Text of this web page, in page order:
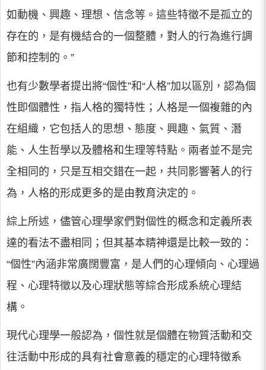
如動機、興趣、理想、信念等。這些特徵不是孤立的
存在的，是有機結合的一個整體，對人的行為進行調
節和控制的。”
也有少數學者提出將“個性”和“人格”加以區別，認為個
性即個體性，指人格的獨特性；人格是一個複雜的內
在組織，它包括人的思想、態度、興趣、氣質、潛
能、人生哲學以及體格和生理等特點。兩者並不是完
全相同的，只是互相交錯在一起，共同影響著人的行
為，人格的形成更多的是由教育決定的。
綜上所述，儘管心理學家們對個性的概念和定義所表
達的看法不盡相同；但其基本精神還是比較一致的：
“個性”內涵非常廣闊豐富，是人們的心理傾向、心理過
程、心理特徵以及心理狀態等綜合形成系統心理結
構。
現代心理學一般認為，個性就是個體在物質活動和交
往活動中形成的具有社會意義的穩定的心理特徵系